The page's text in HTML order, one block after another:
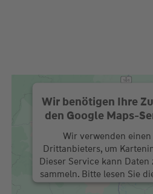
Wir benötigen Ihre
den Google Maps-
Wir verwenden
Drittanbieters, um
Dieser Service kann
sammeln. Bitte lesen Sie
stimmen Sie der Nutzung